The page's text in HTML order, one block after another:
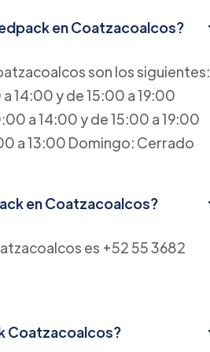
en Coatzacoalcos?
son los siguientes:
14:00 y de 15:00 a 19:00
a 14:00 y de 15:00 a 19:00
a 13:00 Domingo: Cerrado
en Coatzacoalcos?
es +52 55 3682
Coatzacoalcos?